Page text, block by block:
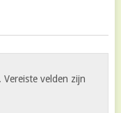
Vereiste velden zijn